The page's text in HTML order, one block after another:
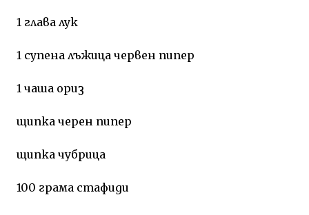
1 глава лук
1 супена лъжица червен пипер
1 чаша ориз
щипка черен пипер
щипка чубрица
100 грама стафиди